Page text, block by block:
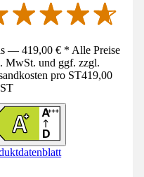
— 419,00 € * Alle Preise
MwSt. und ggf. zzgl.
pro ST419,00
ST